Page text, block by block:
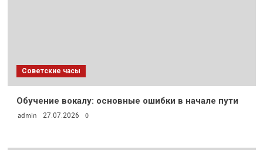
Советские часы
Обучение вокалу: основные ошибки в начале пути
admin 27.07.2026 0